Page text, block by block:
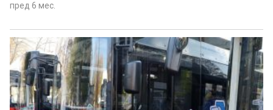
пред 6 мес.